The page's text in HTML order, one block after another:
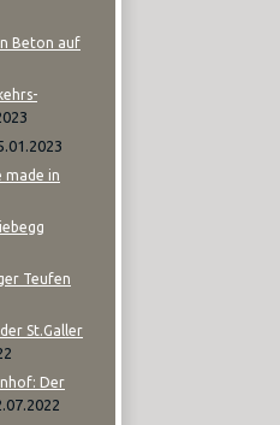
Beton auf
made in
Teufen
St.Galler
Der